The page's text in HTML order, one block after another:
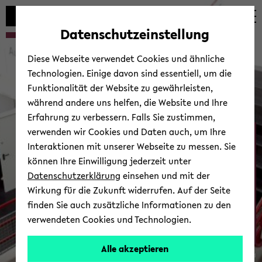
Automatische
vermeiden
zum
wechseln
zum
wechseln
zum
wechseln
Ab­tei­lung Psy­cho­lo­gie
© Uni­ver­si­tät Bie­le­feld
Datenschutzeinstellung
Diese Webseite verwendet Cookies und ähnliche
Technologien. Einige davon sind essentiell, um die
Funktionalität der Website zu gewährleisten,
während andere uns helfen, die Website und Ihre
Erfahrung zu verbessern. Falls Sie zustimmen,
verwenden wir Cookies und Daten auch, um Ihre
Interaktionen mit unserer Webseite zu messen. Sie
können Ihre Einwilligung jederzeit unter
Datenschutzerklärung einsehen und mit der
Wirkung für die Zukunft widerrufen. Auf der Seite
finden Sie auch zusätzliche Informationen zu den
verwendeten Cookies und Technologien.
Alle akzeptieren